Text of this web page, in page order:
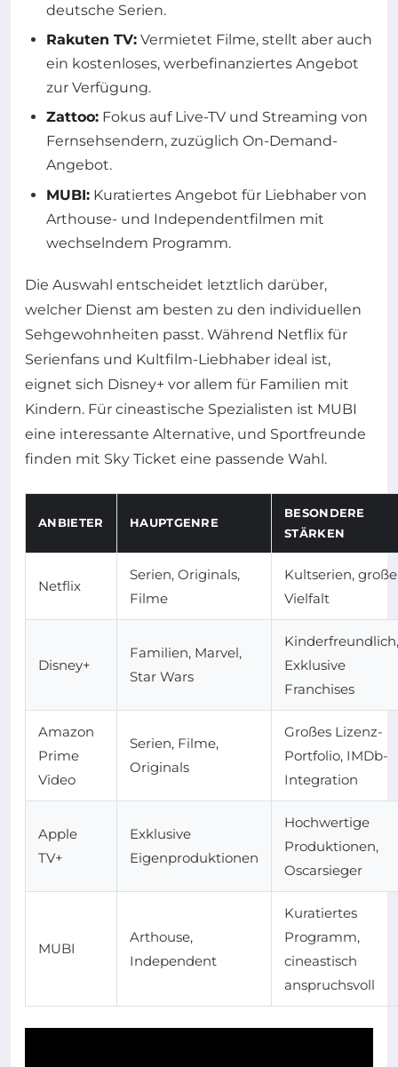
deutsche Serien.
Rakuten TV: Vermietet Filme, stellt aber auch
ein kostenloses, werbefinanziertes Angebot
zur Verfügung.
Zattoo: Fokus auf Live-TV und Streaming von
Fernsehsendern, zuzüglich On-Demand-
Angebot.
MUBI: Kuratiertes Angebot für Liebhaber von
Arthouse- und Independentfilmen mit
wechselndem Programm.
Die Auswahl entscheidet letztlich darüber,
welcher Dienst am besten zu den individuellen
Sehgewohnheiten passt. Während Netflix für
Serienfans und Kultfilm-Liebhaber ideal ist,
eignet sich Disney+ vor allem für Familien mit
Kindern. Für cineastische Spezialisten ist MUBI
eine interessante Alternative, und Sportfreunde
finden mit Sky Ticket eine passende Wahl.
ANBIETER HAUPTGENRE
BESONDERE
STÄRKEN
Netflix
Serien, Originals,
Filme
Kultserien, große
Vielfalt
Disney+
Familien, Marvel,
Star Wars
Kinderfreundlich,
Exklusive
Franchises
Amazon
Prime
Video
Serien, Filme,
Originals
Großes Lizenz-
Portfolio, IMDb-
Integration
Apple
TV+
Exklusive
Eigenproduktionen
Hochwertige
Produktionen,
Oscarsieger
MUBI
Arthouse,
Independent
Kuratiertes
Programm,
cineastisch
anspruchsvoll